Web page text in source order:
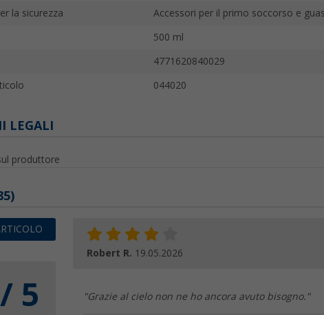
la sicurezza Accessori per il primo soccorso e
500 ml
4771620840029
044020
LEGALI
produttore
5
Robert R. 19.05.2026
"Grazie al cielo non ne ho ancora avuto bisogno."